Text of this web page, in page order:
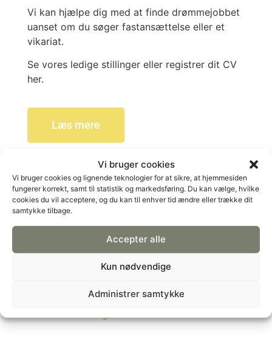
Vi bruger cookies
Vi bruger cookies og lignende teknologier for at sikre, at hjemmesiden
fungerer korrekt, samt til statistik og markedsføring. Du kan vælge, hvilke
cookies du vil acceptere, og du kan til enhver tid ændre eller trække dit
samtykke tilbage.
Accepter alle
Kun nødvendige
Administrer samtykke
Vi kan hjælpe dig med at finde drømmejobbet
uanset om du søger fastansættelse eller et
vikariat.
Se vores ledige stillinger eller registrer dit CV
her.
Læs mere